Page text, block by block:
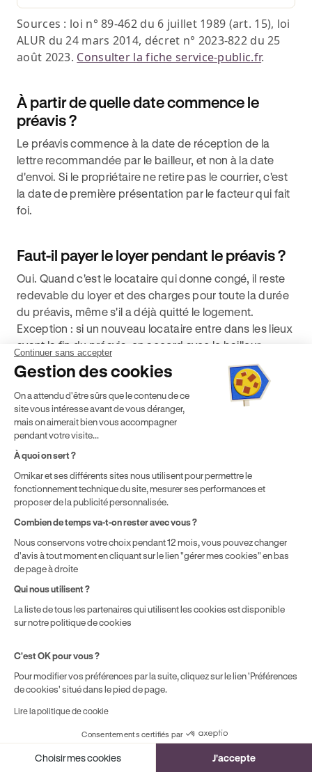
Sources : loi n° 89-462 du 6 juillet 1989 (art. 15), loi
ALUR du 24 mars 2014, décret n° 2023-822 du 25
août 2023. Consulter la fiche service-public.fr.
À partir de quelle date commence le
préavis ?
Le préavis commence à la date de réception de la
lettre recommandée par le bailleur, et non à la date
d'envoi. Si le propriétaire ne retire pas le courrier, c'est
la date de première présentation par le facteur qui fait
foi.
Faut-il payer le loyer pendant le préavis ?
Oui. Quand c'est le locataire qui donne congé, il reste
redevable du loyer et des charges pour toute la durée
du préavis, même s'il a déjà quitté le logement.
Exception : si un nouveau locataire entre dans les lieux
avant la fin du préavis, en accord avec le bailleur.
Comment envoyer sa lettre de préavis ?
La lettre doit être envoyée par lettre recommandée
avec accusé de réception, signifiée par acte de
commissaire de justice, ou remise en main propre
contre récépissé. La lettre recommandée est la
méthode la plus sécurisée pour fixer avec certitude la
date de début du préavis.
Puis-je réduire mon préavis à 1 mois hors
zone tendue ?
Oui, dans plusieurs cas : mutation professionnelle ou
de santé attestées, bénéfice du RSA ou de l'AAH,
familiales avec ordonnance de protection. Le motif
être accompagné du justificatif correspondant.
Que faire de son assurance habitation
pendant le préavis ?
Continuer sans accepter
Gestion des cookies
On a attendu d'être sûrs que le contenu de ce
site vous intéresse avant de vous déranger,
mais on aimerait bien vous accompagner
pendant votre visite...
À quoi on sert ?
Ornikar et ses différents sites nous utilisent pour permettre le
fonctionnement technique du site, mesurer ses performances et
proposer de la publicité personnalisée.
Combien de temps va-t-on rester avec vous ?
Nous conservons votre choix pendant 12 mois, vous pouvez changer
d'avis à tout moment en cliquant sur le lien "gérer mes cookies" en bas
de page à droite
Qui nous utilisent ?
La liste de tous les partenaires qui utilisent les cookies est disponible
sur notre politique de cookies
C'est OK pour vous ?
Pour modifier vos préférences par la suite, cliquez sur le lien 'Préférences
de cookies' situé dans le pied de page.
Lire la politique de cookie
Consentements certifiés par
Choisir mes cookies J'accepte
Cookies